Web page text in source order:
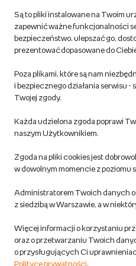
Regulamin empik.com
Pozostałe Regulaminy Empiku
Polityka prywatności empik.com
produktów niebezpiecznych
Dostosuj zgody
Polityka prywatności empik
Raty u partnerów Empiku
Są to pliki instalowane na Twoim
zapewnić ważne funkcjonalności
bezpieczeństwo, ulepszać go,
prezentować dopasowane do
Poza plikami, które są nam
i bezpiecznego działania serwisu -
Twojej zgody.
Każda udzielona zgoda poprawi
naszym Użytkownikiem.
Zgoda na pliki cookies jest
w dowolnym momencie z poziomu
Administratorem Twoich danych
z siedzibą w Warszawie, a w
Więcej informacji o korzystaniu
oraz o przetwarzaniu Twoich
o przysługujących Ci